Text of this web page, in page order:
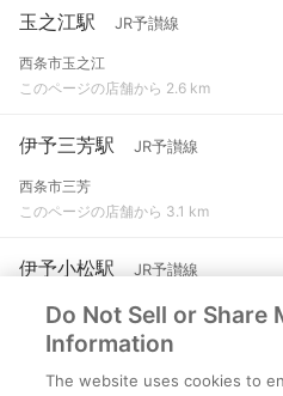
玉之江駅 JR予讃線
西条市玉之江
このページの店舗から 2.6 km
伊予三芳駅 JR予讃線
西条市三芳
このページの店舗から 3.1 km
伊予小松駅 JR予讃線
西条市小松町新屋敷
このページの店舗から 4.9 km
Do Not Sell or Share
Information
The website uses cookies to